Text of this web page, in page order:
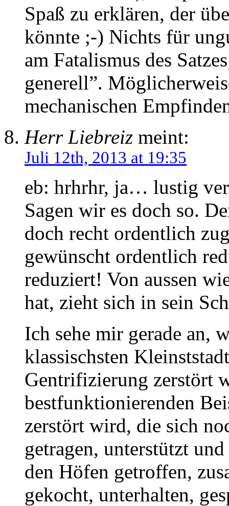
Spaß zu erklären, der
könnte ;-) Nichts für
am Fatalismus des
generell”.
mechanischen
Herr Liebreiz meint:
Juli 12th, 2013 at 19:35
eb: hrhrhr, ja… lustig
Sagen wir es doch so.
doch recht ordentlich
gewünscht ordentlich
reduziert! Von aussen
hat, zieht sich in sein
Ich sehe mir gerade an,
klassischsten
Gentrifizierung zerstört
bestfunktionierenden
zerstört wird, die sich
getragen, unterstützt
den Höfen getroffen,
gekocht, unterhalten,